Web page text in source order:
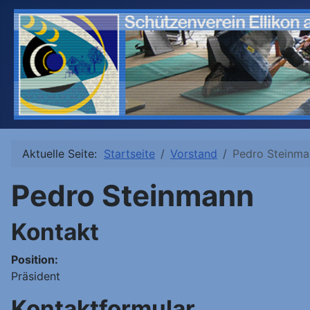
Aktuelle Seite: Startseite Vorstand Pedro
Pedro Steinmann
Kontakt
Position:
Präsident